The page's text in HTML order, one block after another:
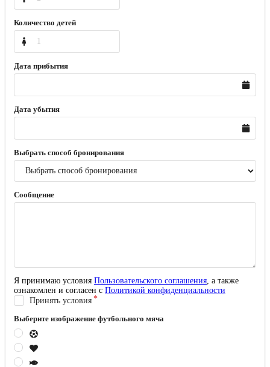
Количество детей
Дата прибытия
Дата убытия
Выбрать способ бронирования
Сообщение
Я принимаю условия Пользовательского соглашения, а также
ознакомлен и согласен с Политикой конфиденциальности
Принять условия
Выберите изображение футбольного мяча